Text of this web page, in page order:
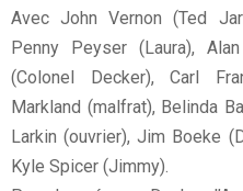
Avec John Vernon (Ted
Penny Peyser (Laura),
(Colonel Decker), Carl
Markland (malfrat), Belinda
Larkin (ouvrier), Jim Boeke
Kyle Spicer (Jimmy).